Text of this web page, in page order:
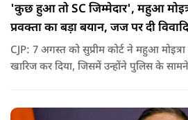
'कुछ हुआ तो SC जिम्मेदार', महुआ
प्रवक्ता का बड़ा बयान, जज पर दी
CJP: 7 अगस्त को सुप्रीम कोर्ट ने महुआ मोइत्रा की उस याचिका को
खारिज कर दिया, जिसमें उन्होंने पुलिस के
केंद्र बन गई है.